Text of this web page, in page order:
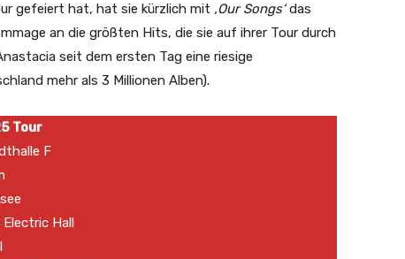
gefeiert hat, hat sie kürzlich mit ,Our Songs‘das
an die größten Hits, die sie auf ihrer Tour durch
seit dem ersten Tag eine riesige
mehr als 3 Millionen Alben).
Tour
F
Hall